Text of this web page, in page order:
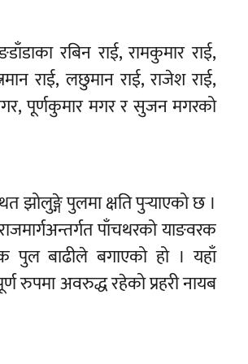
रबिन राई, रामकुमार राई,
राई, लछुमान राई, राजेश राई,
पूर्णकुमार मगर र सुजन मगरको
झोलुङ्गे पुलमा क्षति पुर्‍याएको छ ।
पाँचथरको याङवरक
पुल बाढीले बगाएको हो । यहाँ
रुपमा अवरुद्ध रहेको प्रहरी नायब